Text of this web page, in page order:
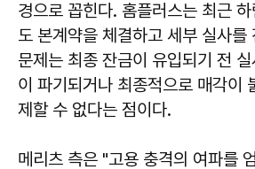
경으로 꼽힌다. 홈플러스는 최근
도 본계약을 체결하고 세부 실사를
문제는 최종 잔금이 유입되기 전
이 파기되거나 최종적으로 매각이
제할 수 없다는 점이다.
메리츠 측은 "고용 충격의 여파를